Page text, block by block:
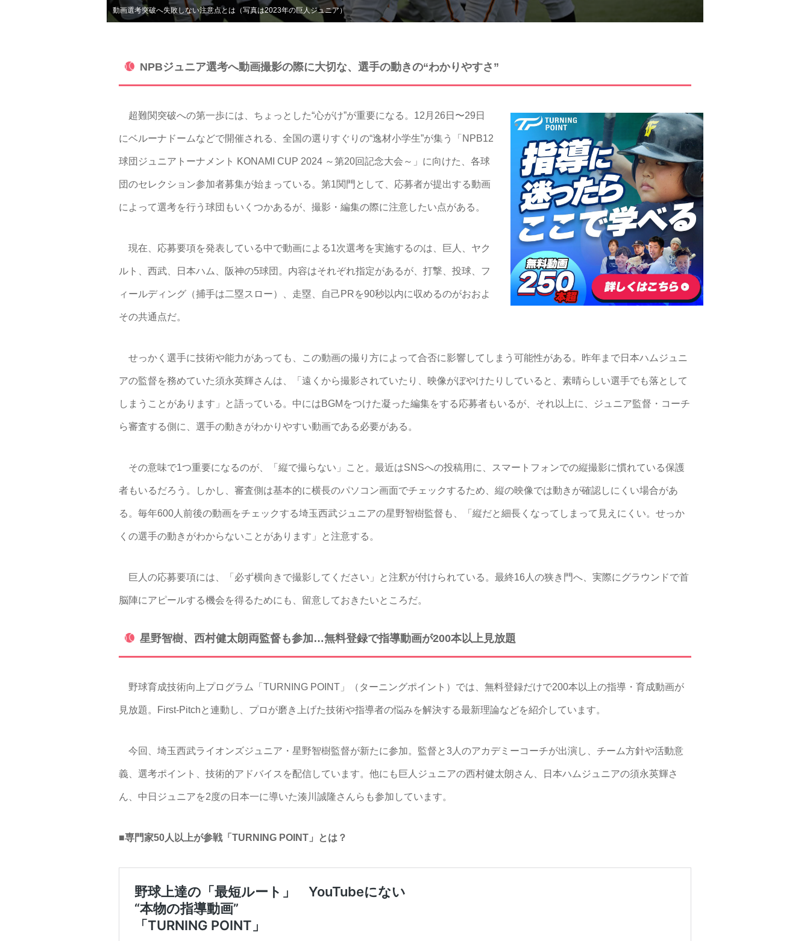
動画選考突破へ失敗しない注意点とは（写真は2023年の巨人ジュニア）
NPBジュニア選考へ動画撮影の際に大切な、選手の動きの“わかりやすさ”
超難関突破への第一歩には、ちょっとした“心がけ”が重要になる。12月26日〜29日
にベルーナドームなどで開催される、全国の選りすぐりの“逸材小学生”が集う「NPB12
球団ジュニアトーナメント KONAMI CUP 2024 ～第20回記念大会～」に向けた、各球
団のセレクション参加者募集が始まっている。第1関門として、応募者が提出する動画
によって選考を行う球団もいくつかあるが、撮影・編集の際に注意したい点がある。
現在、応募要項を発表している中で動画による1次選考を実施するのは、巨人、ヤク
ルト、西武、日本ハム、阪神の5球団。内容はそれぞれ指定があるが、打撃、投球、フ
ィールディング（捕手は二塁スロー）、走塁、自己PRを90秒以内に収めるのがおおよ
その共通点だ。
せっかく選手に技術や能力があっても、この動画の撮り方によって合否に影響してしまう可能性がある。昨年まで日本ハムジュニ
アの監督を務めていた須永英輝さんは、「遠くから撮影されていたり、映像がぼやけたりしていると、素晴らしい選手でも落として
しまうことがあります」と語っている。中にはBGMをつけた凝った編集をする応募者もいるが、それ以上に、ジュニア監督・コーチ
ら審査する側に、選手の動きがわかりやすい動画である必要がある。
その意味で1つ重要になるのが、「縦で撮らない」こと。最近はSNSへの投稿用に、スマートフォンでの縦撮影に慣れている保護
者もいるだろう。しかし、審査側は基本的に横長のパソコン画面でチェックするため、縦の映像では動きが確認しにくい場合があ
る。毎年600人前後の動画をチェックする埼玉西武ジュニアの星野智樹監督も、「縦だと細長くなってしまって見えにくい。せっか
くの選手の動きがわからないことがあります」と注意する。
巨人の応募要項には、「必ず横向きで撮影してください」と注釈が付けられている。最終16人の狭き門へ、実際にグラウンドで首
脳陣にアピールする機会を得るためにも、留意しておきたいところだ。
星野智樹、西村健太朗両監督も参加…無料登録で指導動画が200本以上見放題
野球育成技術向上プログラム「TURNING POINT」（ターニングポイント）では、無料登録だけで200本以上の指導・育成動画が
見放題。First-Pitchと連動し、プロが磨き上げた技術や指導者の悩みを解決する最新理論などを紹介しています。
今回、埼玉西武ライオンズジュニア・星野智樹監督が新たに参加。監督と3人のアカデミーコーチが出演し、チーム方針や活動意
義、選考ポイント、技術的アドバイスを配信しています。他にも巨人ジュニアの西村健太朗さん、日本ハムジュニアの須永英輝さ
ん、中日ジュニアを2度の日本一に導いた湊川誠隆さんらも参加しています。
■専門家50人以上が参戦「TURNING POINT」とは？